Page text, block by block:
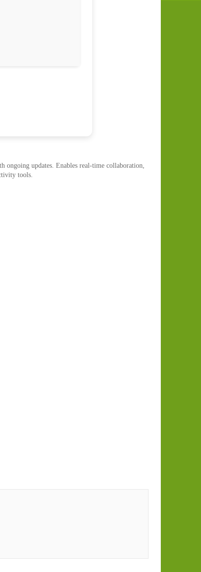
ongoing updates. Enables real-time collaboration,
tools.